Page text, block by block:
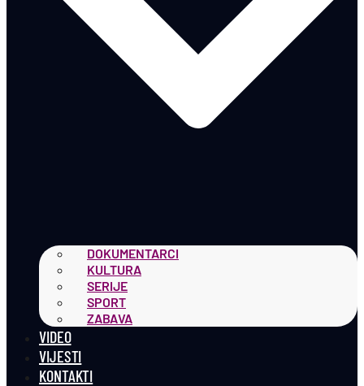
DOKUMENTARCI
KULTURA
SERIJE
SPORT
ZABAVA
VIDEO
VIJESTI
KONTAKTI